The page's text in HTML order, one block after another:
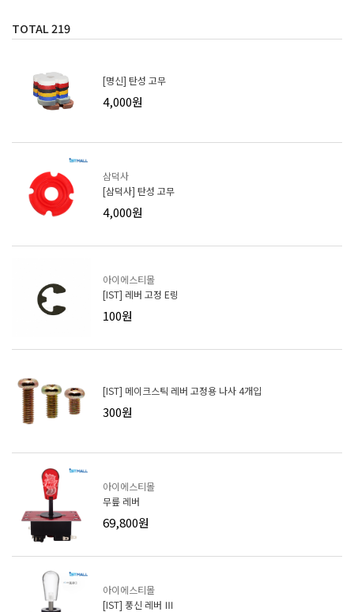
TOTAL219
[명신] 탄성 고무
4,000원
삼덕사
[삼덕사] 탄성 고무
4,000원
아이에스티몰
[IST] 레버 고정 E링
100원
[IST] 메이크스틱 레버 고정용 나사 4개입
300원
아이에스티몰
무릎 레버
69,800원
아이에스티몰
[IST] 풍신 레버 Ⅲ